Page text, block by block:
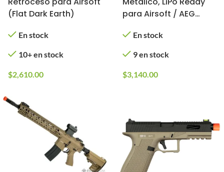
(Flat Dark Earth)
En stock
10+ en stock
$2,610.00
para Airsoft / AEG
En stock
9 en stock
$3,140.00